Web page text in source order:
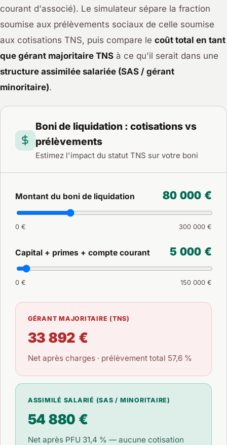
courant d'associé). Le simulateur sépare la fraction
soumise aux prélèvements sociaux de celle soumise
aux cotisations TNS, puis compare le coût total en tant
que gérant majoritaire TNS à ce qu'il serait dans une
structure assimilée salariée (SAS / gérant
minoritaire).
Boni de liquidation : cotisations vs
prélèvements
Estimez l'impact du statut TNS sur votre boni
Montant du boni de liquidation 80 000 €
0 € 300 000 €
Capital + primes + compte courant 5 000 €
0 € 150 000 €
GÉRANT MAJORITAIRE (TNS)
33 892 €
Net après charges · prélèvement total 57,6 %
ASSIMILÉ SALARIÉ (SAS / MINORITAIRE)
54 880 €
Net après PFU 31,4 % — aucune cotisation